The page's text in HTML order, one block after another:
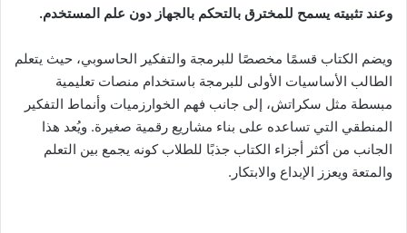
وعند تثبيته يسمح للمخترق بالتحكم بالجهاز دون علم المستخدم.
ويضم الكتاب قسمًا مخصصًا للبرمجة والتفكير الحاسوبي، حيث يتعلم
الطالب الأساسيات الأولى للبرمجة باستخدام منصات تعليمية
مبسطة مثل سكراتش، إلى جانب فهم الخوارزميات وأنماط التفكير
المنطقي التي تساعده على بناء مشاريع رقمية صغيرة. ويُعد هذا
الجانب من أكثر أجزاء الكتاب جذبًا للطلاب كونه يجمع بين التعلم
والمتعة ويعزز الإبداع والابتكار.